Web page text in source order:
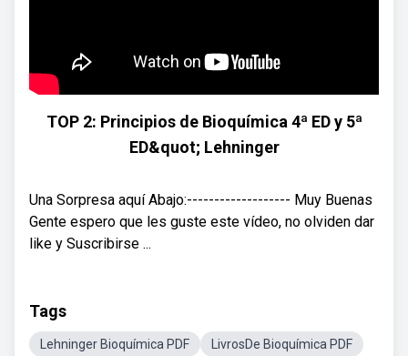
TOP 2: Principios de Bioquímica 4ª ED y 5ª
ED&quot; Lehninger
Una Sorpresa aquí Abajo:------------------- Muy Buenas
Gente espero que les guste este vídeo, no olviden dar
like y Suscribirse ...
Tags
Lehninger Bioquímica PDF
LivrosDe Bioquímica PDF